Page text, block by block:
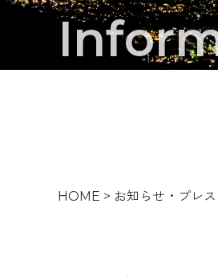
HOME > お知らせ・プレ